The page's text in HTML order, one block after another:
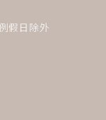
假日除外